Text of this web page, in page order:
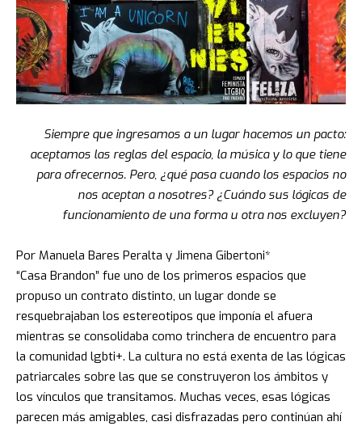
Siempre que ingresamos a un lugar hacemos un pacto:
aceptamos las reglas del espacio, la música y lo que tiene
para ofrecernos. Pero, ¿qué pasa cuando los espacios no
nos aceptan a nosotres? ¿Cuándo sus lógicas de
funcionamiento de una forma u otra nos excluyen?
Por Manuela Bares Peralta y Jimena Gibertoni*
“Casa Brandon” fue uno de los primeros espacios que
propuso un contrato distinto, un lugar donde se
resquebrajaban los estereotipos que imponía el afuera
mientras se consolidaba como trinchera de encuentro para
la comunidad lgbti+. La cultura no está exenta de las lógicas
patriarcales sobre las que se construyeron los ámbitos y
los vínculos que transitamos. Muchas veces, esas lógicas
parecen más amigables, casi disfrazadas pero continúan ahí